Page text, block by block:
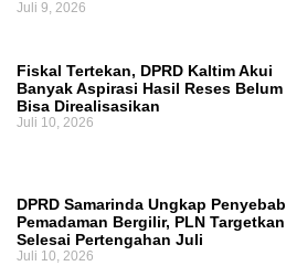
Juli 9, 2026
Fiskal Tertekan, DPRD Kaltim Akui
Banyak Aspirasi Hasil Reses Belum
Bisa Direalisasikan
Juli 10, 2026
DPRD Samarinda Ungkap Penyebab
Pemadaman Bergilir, PLN Targetkan
Selesai Pertengahan Juli
Juli 10, 2026